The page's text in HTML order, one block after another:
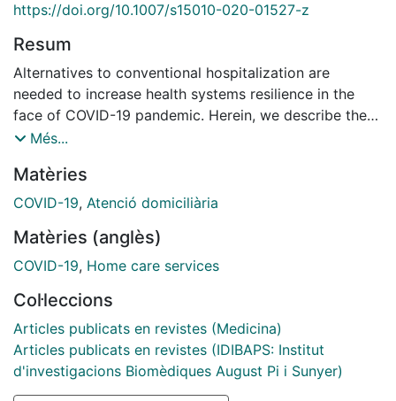
https://doi.org/10.1007/s15010-020-01527-z
Resum
Alternatives to conventional hospitalization are
needed to increase health systems resilience in the
face of COVID-19 pandemic. Herein, we describe the
characteristics and outcomes of 63 patients admitted
Barcelona. Our results suggest that HaH seems to be a
safe and efficacious alternative to conventional
COVID-19.
Més...
Matèries
COVID-19, Atenció domiciliària
Matèries (anglès)
COVID-19, Home care services
Col·leccions
Articles publicats en revistes (Medicina)
Articles publicats en revistes (IDIBAPS: Institut
d'investigacions Biomèdiques August Pi i Sunyer)